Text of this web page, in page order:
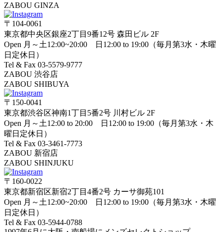
ZABOU GINZA
〒104-0061
東京都中央区銀座2丁目9番12号 森田ビル 2F
Open 月～土12:00~20:00 日12:00 to 19:00（毎月第3水・木曜
日定休日）
Tel & Fax 03-5579-9777
ZABOU 渋谷店
ZABOU SHIBUYA
〒150-0041
東京都渋谷区神南1丁目5番2号 川村ビル 2F
Open 月～土12:00 to 20:00 日12:00 to 19:00（毎月第3水・木
曜日定休日）
Tel & Fax 03-3461-7773
ZABOU 新宿店
ZABOU SHINJUKU
〒160-0022
東京都新宿区新宿2丁目4番2号 カーサ御苑101
Open 月～土12:00~20:00 日12:00 to 19:00（毎月第3水・木曜
日定休日）
Tel & Fax 03-5944-0788